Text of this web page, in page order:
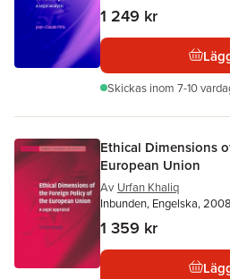
1 249 kr
Skickas inom 7-10
Ethical Dimensions
European Union
Av Urfan Khaliq
Inbunden, Engelska, 2008
1 359 kr